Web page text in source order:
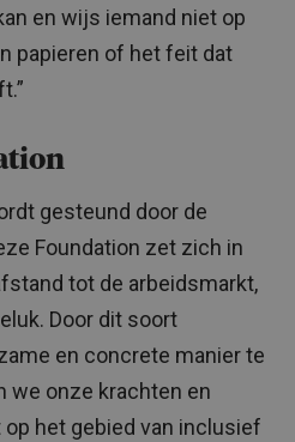
en wijs iemand niet op
papieren of het feit dat
gesteund door de
Foundation zet zich in
tot de arbeidsmarkt,
Door dit soort
en concrete manier te
we onze krachten en
het gebied van inclusief